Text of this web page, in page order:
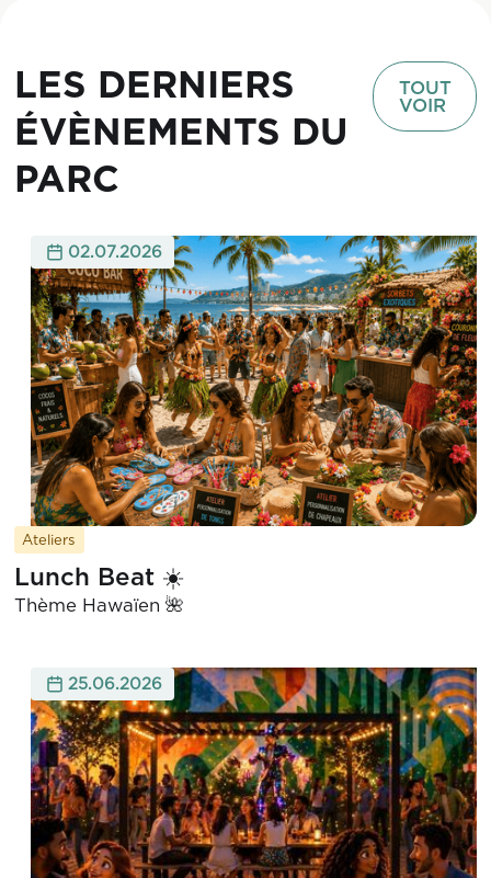
LES DERNIERS
ÉVÈNEMENTS DU
PARC
TOUT
VOIR
02.07.2026
Ateliers
Lunch Beat ☀️
Thème Hawaïen 🌺
25.06.2026